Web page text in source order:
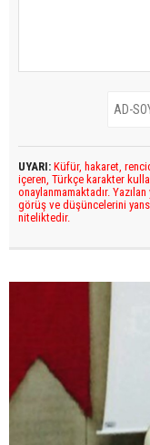
UYARI: Küfür, hakaret,
içeren, Türkçe karakter
onaylanmamaktadır.
görüş ve düşüncelerini
niteliktedir.